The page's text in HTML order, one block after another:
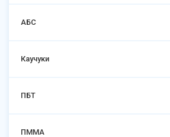
АБС
Каучуки
ПБТ
ПММА